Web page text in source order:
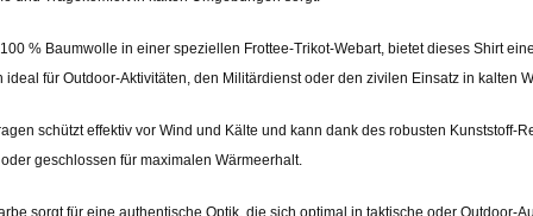
% Baumwolle in einer speziellen Frottee-Trikot-Webart, bietet dieses Shirt
ideal für Outdoor-Aktivitäten, den Militärdienst oder den zivilen Einsatz in kalten
schützt effektiv vor Wind und Kälte und kann dank des robusten Kunststoff-
geschlossen für maximalen Wärmeerhalt.
sorgt für eine authentische Optik, die sich optimal in taktische oder Outdoor-